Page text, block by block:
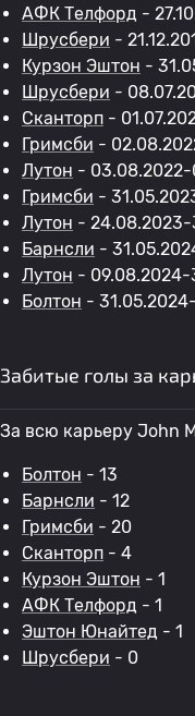
АФК Телфорд -
Шрусбери -
Курзон Эштон -
Шрусбери -
Сканторп -
Гримсби -
Лутон -
Гримсби -
Лутон - 24.08.2023-
Барнсли -
Лутон - 09.08.2024-
Болтон - 31.05.2024-
Забитые голы за
За всю карьеру John
Болтон - 13
Барнсли - 12
Гримсби - 20
Сканторп - 4
Курзон Эштон - 1
АФК Телфорд - 1
Эштон Юнайтед - 1
Шрусбери - 0